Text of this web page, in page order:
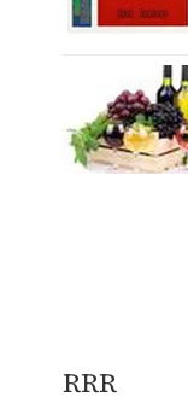
​RRR